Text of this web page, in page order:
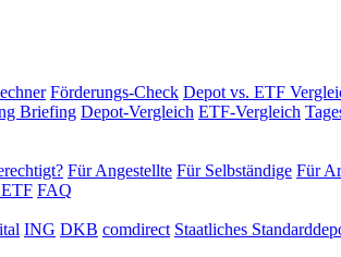
Förderungs-Check Depot vs. ETF
Briefing Depot-Vergleich ETF-Vergleich
Für Angestellte Für Selbständige Für
FAQ
ING DKB comdirect Staatliches